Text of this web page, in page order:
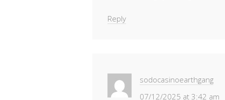
Reply
sodocasinoearthgang
07/12/2025 at 3:42 am